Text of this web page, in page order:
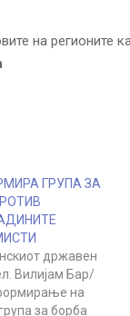
на регионите
ГРУПА ЗА
државен
Вилијам Бар/
на
за борба